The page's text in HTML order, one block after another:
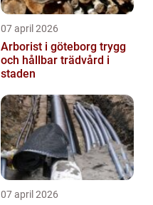
07 april 2026
Arborist i göteborg trygg
och hållbar trädvård i
staden
07 april 2026